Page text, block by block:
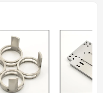
ゲージなど普通の検査
。
。
おります。
15日間 (1pcs 発注時)
、DDP